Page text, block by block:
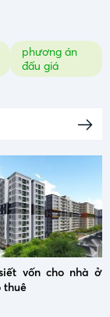
phương án
đấu giá
vốn cho nhà ở
thuê